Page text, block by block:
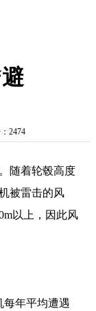
2474
随着轮毂高度
被雷击的风
以上，因此风
每年平均遭遇